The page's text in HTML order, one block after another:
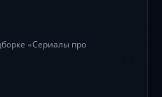
«Сериалы про